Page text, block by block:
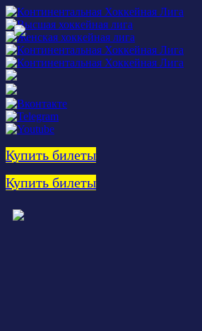
Купить билеты
Купить билеты